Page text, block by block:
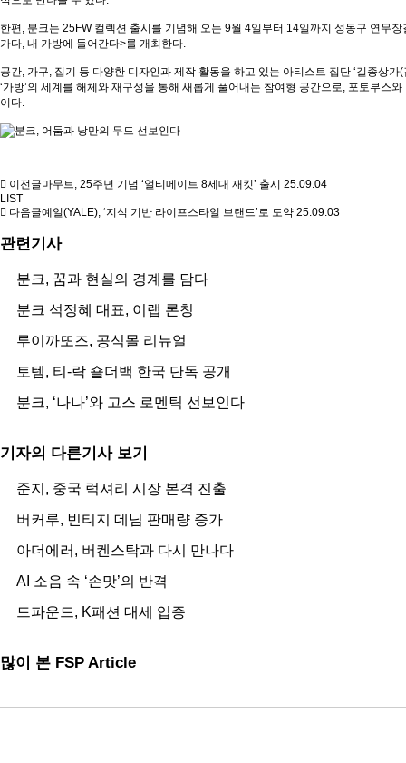
한편, 분크는 25FW 컬렉션 출시를 기념해 오는 9월 4일부터 14일까지 성동구 연무
가다, 내 가방에 들어간다>를 개최한다.
공간, 가구, 집기 등 다양한 디자인과 제작 활동을 하고 있는 아티스트 집단 ‘길종상가
‘가방’의 세계를 해체와 재구성을 통해 새롭게 풀어내는 참여형 공간으로, 포토부스
이다.
이전글마무트, 25주년 기념 ‘얼티메이트 8세대 재킷’ 출시 25.09.04
LIST
다음글예일(YALE), ‘지식 기반 라이프스타일 브랜드’로 도약 25.09.03
관련기사
분크, 꿈과 현실의 경계를 담다
분크 석정혜 대표, 이랩 론칭
루이까또즈, 공식몰 리뉴얼
토템, 티-락 숄더백 한국 단독 공개
분크, ‘나나’와 고스 로멘틱 선보인다
기자의 다른기사 보기
준지, 중국 럭셔리 시장 본격 진출
버커루, 빈티지 데님 판매량 증가
아더에러, 버켄스탁과 다시 만나다
AI 소음 속 ‘손맛’의 반격
드파운드, K패션 대세 입증
많이 본 FSP Article